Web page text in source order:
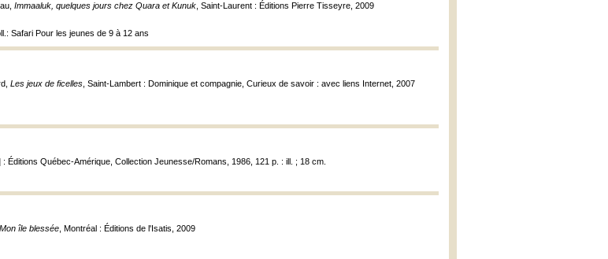
Immaaluk, quelques jours chez Quara et Kunuk , Saint-Laurent : Éditions Pierre Tisseyre, 2009
Safari Pour les jeunes de 9 à 12 ans
Les jeux de ficelles , Saint-Lambert : Dominique et compagnie, Curieux de savoir : avec liens Internet, 2007
: Éditions Québec-Amérique, Collection Jeunesse/Romans, 1986, 121 p. : ill. ; 18 cm.
Mon île blessée , Montréal : Éditions de l'Isatis, 2009